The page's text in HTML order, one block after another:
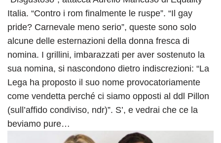
Italia. “Contro i rom finalmente le ruspe”. “Il gay
pride? Carnevale meno serio”, queste sono solo
alcune delle esternazioni della donna fresca di
nomina. I grillini, imbarazzati per aver sostenuto la
sua nomina, si nascondono dietro indiscrezioni: “La
Lega ha proposto il suo nome provocatoriamente
come vendetta perché ci siamo opposti al ddl Pillon
(sull’affido condiviso, ndr)”. S’, e vedrai che ce la
beviamo pure…